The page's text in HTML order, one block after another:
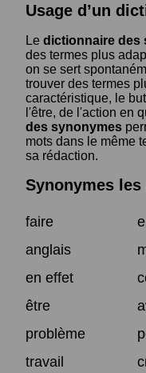
Usage d’un
Le dictionnaire des
des termes plus
on se sert
trouver des termes
caractéristique, le
l'être, de l'action en
des synonymes
mots dans le même
sa rédaction.
Synonymes
faire
anglais
en effet
être
problème
travail